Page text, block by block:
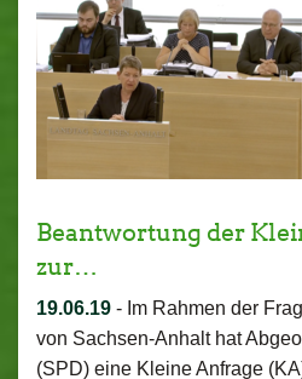
Beantwortung der
zur…
19.06.19 - Im Rahmen der
von Sachsen-Anhalt hat
(SPD) eine Kleine Anfrage